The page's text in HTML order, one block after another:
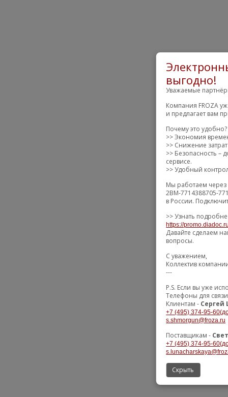
выгодно!
Уважаемые
Компания FROZA
и предлагает вам
Почему это удобно?
>> Экономия
>> Снижение
>> Безопасность
сервисе.
>> Удобный
Мы работаем через
2BM-7714388705-
в России.
>> Узнать
https://
Давайте сделаем
вопросы.
С уважением,
Коллектив
---
P.S. Если вы уже
Телефоны для
Клиентам - Сергей
+7 (495) 374-95-
s.shmorgun@froza.ru
Поставщикам -
+7 (495) 374-95-
Скрыть